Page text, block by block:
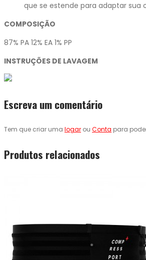
que se estende para adaptar sua
COMPOSIÇÃO
87% PA 12% EA 1% PP
INSTRUÇÕES DE LAVAGEM
Escreva um comentário
Tem que criar uma logar ou Conta para
Produtos relacionados